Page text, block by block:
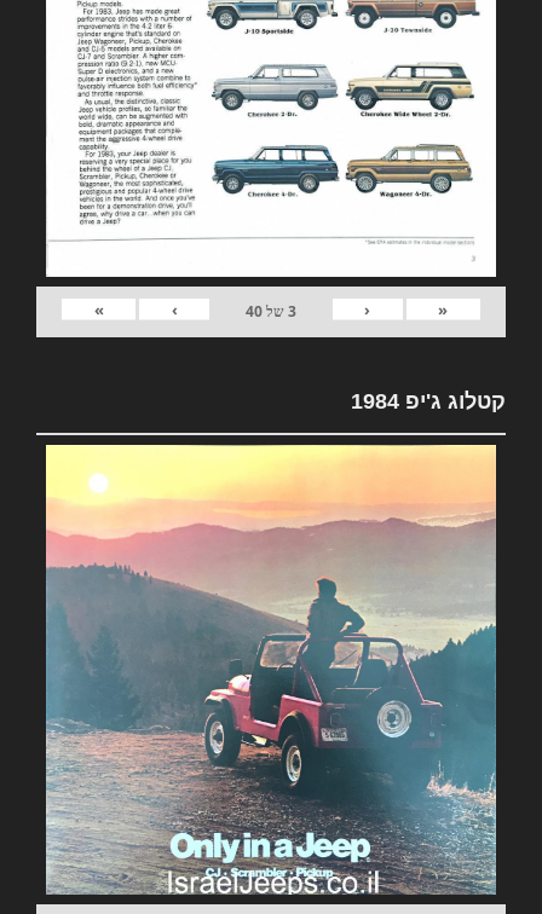
«
‹
3של40
›
»
קטלוג ג'יפ 1984